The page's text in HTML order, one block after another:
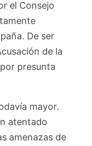
el Consejo
De ser
de la
presunta
mayor.
atentado
amenazas de